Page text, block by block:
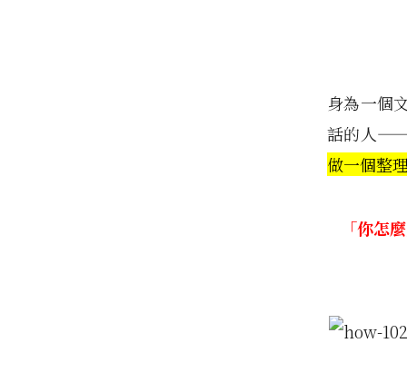
身為一個
話的人——
做一個整
「你怎